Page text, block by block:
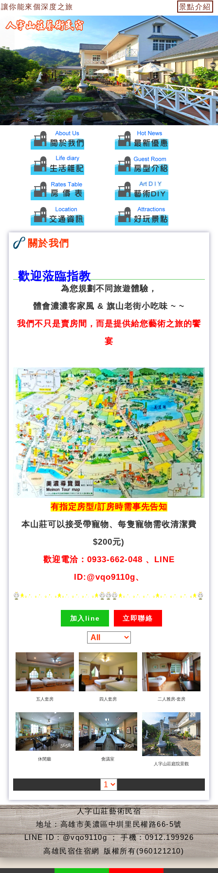
你能來個深度之旅 景點介紹
關於我們
歡迎蒞臨指教
為您規劃不同旅遊體驗，
體會濃濃客家風 & 旗山老街小吃味 ~ ~
我們不只是賣房間，而是提供給您藝術之旅的饗
宴
有指定房型/訂房時需事先告知
本山莊可以接受帶寵物、 每隻寵物需收清潔費
$200元)
歡迎電洽：0933-662-048 、LINE
ID:@vqo9110g、
加入line 立即聯絡
五人套房 四人套房 二人雅房-套房
休閒廳
會議室
人字山莊庭院景觀
人字山莊藝術民宿
地址：高雄市美濃區中圳里民權路66-5號
LINE ID：@vqo9110g ； 手機：0912.199926
高雄民宿住宿網 版權所有(960121210)